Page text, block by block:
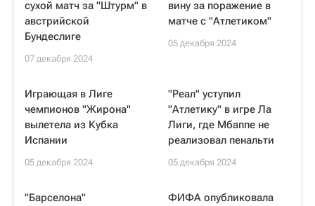
сухой матч за "Штурм" в
австрийской
Бундеслиге
07 декабря 2024
вину за поражение в
матче с "Атлетиком"
05 декабря 2024
Играющая в Лиге
чемпионов "Жирона"
вылетела из Кубка
Испании
05 декабря 2024
"Реал" уступил
"Атлетику" в игре Ла
Лиги, где Мбаппе не
реализовал пенальти
05 декабря 2024
"Барселона"
ФИФА опубликовала